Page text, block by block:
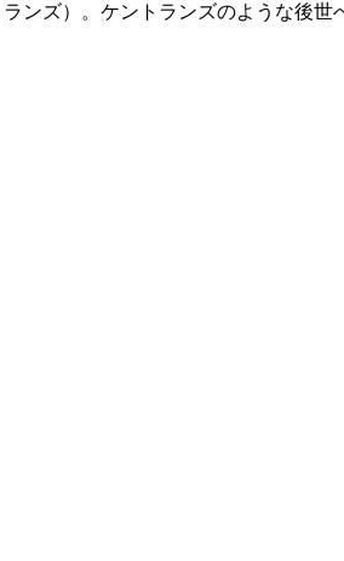
ンズ）。ケントランズのような後